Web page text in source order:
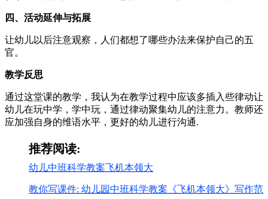
四、活动延伸与拓展
让幼儿以后注意观察，人们都想了哪些办法来保护自己的五
官。
教学反思
通过这堂课的教学，我认为在教学过程中应该多插入些律动让
幼儿在玩中学，学中玩，通过律动聚集幼儿的注意力。教师还
应加强自身的维语水平，更好的幼儿进行沟通.
推荐阅读:
幼儿中班科学教案飞机本领大
教你写课件: 幼儿园中班科学教案《飞机本领大》写作范